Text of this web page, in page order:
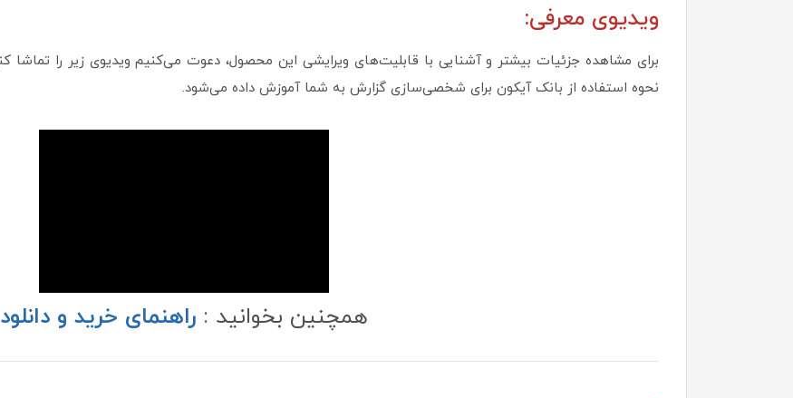
ویدیوی معرفی:
نحوه استفاده از بانک آیکون برای شخصی‌سازی گزارش به شما آموزش داده می‌شود.
همچنین بخوانید : راهنمای خرید و دانلود